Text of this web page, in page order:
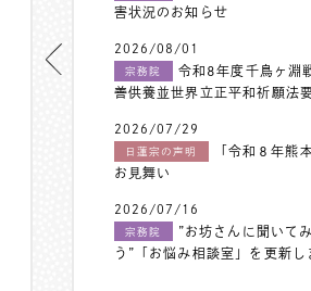
害状況のお知らせ
2026/08/01
宗務院
令和8年度千鳥ヶ淵
善供養並世界立正平和祈願法
2026/07/29
日蓮宗の声明
「令和８年熊
お見舞い
2026/07/16
宗務院
”お坊さんに聞いて
う”「お悩み相談室」を更新し